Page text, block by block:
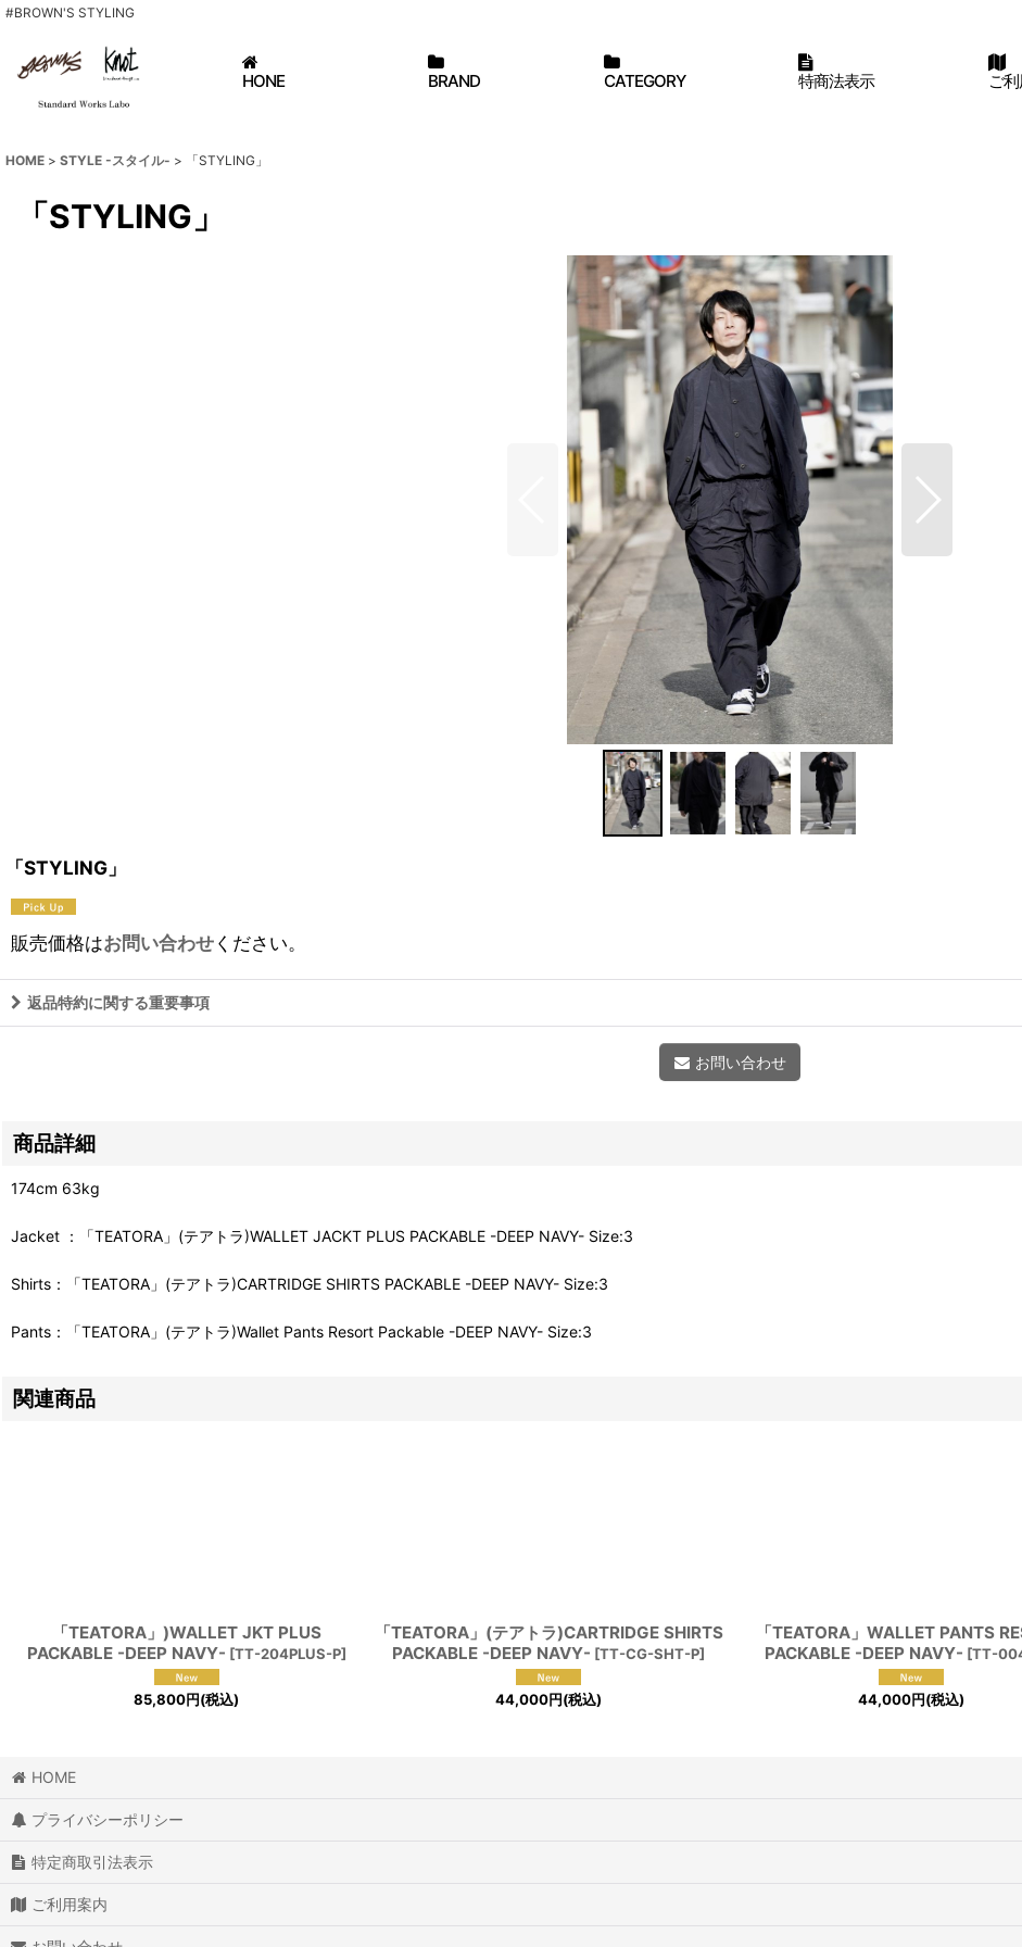
#BROWN'S STYLING
HONE BRAND CATEGORY 特商法表示 ご
HOME > STYLE -スタイル- > 「STYLING」
「STYLING」
「STYLING」
販売価格はお問い合わせください。
返品特約に関する重要事項
お問い合わせ
商品詳細
174cm 63kg
Jacket ：「TEATORA」(テアトラ)WALLET JACKT PLUS PACKABLE -DEEP NAVY- Size:3
Shirts：「TEATORA」(テアトラ)CARTRIDGE SHIRTS PACKABLE -DEEP NAVY- Size:3
Pants：「TEATORA」(テアトラ)Wallet Pants Resort Packable -DEEP NAVY- Size:3
関連商品
「TEATORA」)WALLET JKT PLUS
PACKABLE -DEEP NAVY- [TT-204PLUS-P]
85,800円(税込)
「TEATORA」(テアトラ)CARTRIDGE SHIRTS
PACKABLE -DEEP NAVY- [TT-CG-SHT-P]
44,000円(税込)
「TEATORA」WALLET PANTS
PACKABLE -DEEP NAVY- [TT-
44,000円(税込)
HOME
プライバシーポリシー
特定商取引法表示
ご利用案内